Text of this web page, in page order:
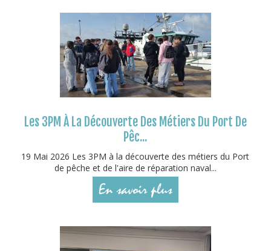
Les 3PM À La Découverte Des Métiers Du Port De
Pêc...
19 Mai 2026 Les 3PM à la découverte des métiers du Port
de pêche et de l'aire de réparation naval...
En savoir plus